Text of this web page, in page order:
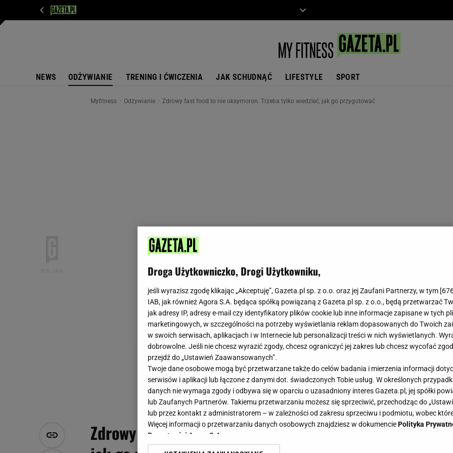
NEWS ODŻYWIANIE TRENING I ĆWICZENIA JAK SCHUDNĄĆ LIFESTYLE SPORT
Myfitness Odżywianie Zdrowy fast food to nie oksymoron. Trzeba tylko wiedzieć, jak go przygotować
Zdrowy fast food to nie oksymoron. Trzeba tylko
Droga Użytkowniczko, Drogi Użytkowniku,
jeśli wyrazisz zgodę klikając „Akceptuję”, Gazeta.pl sp. z o.o. oraz jej Zaufani Partnerzy, w tym [
IAB, jak również Agora S.A. będąca spółką powiązaną z Gazeta.pl sp. z o.o., będą przetwarzać
jak adresy IP, adresy e-mail czy identyfikatory plików cookie lub inne informacje zapisane w tych
marketingowych, w szczególności na potrzeby wyświetlania reklam dopasowanych do Twoich
w swoich serwisach, aplikacjach i w Internecie lub personalizacji treści w nich wyświetlanych.
dobrowolne. Jeśli nie chcesz wyrazić zgody, chcesz ograniczyć jej zakres lub chcesz wycofać
przejdź do „Ustawień Zaawansowanych”.
Twoje dane osobowe mogą być przetwarzane także do celów badania i mierzenia informacji
serwisów i aplikacji lub łączone z danymi dot. świadczonych Tobie usług. W określonych
danych nie wymaga zgody i odbywa się w oparciu o uzasadniony interes Gazeta.pl, jej spółki
lub Zaufanych Partnerów. Takiemu przetwarzaniu możesz się sprzeciwić, przechodząc do
lub przez kontakt z administratorem – w zależności od zakresu sprzeciwu i podmiotu, wobec
Więcej informacji o przetwarzaniu danych osobowych znajdziesz w dokumenciePolityka
Prywatności Agora S.A.